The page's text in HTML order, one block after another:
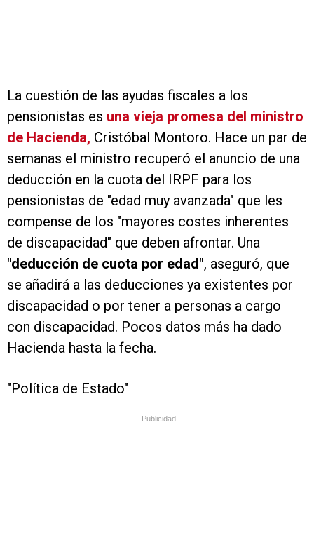
La cuestión de las ayudas fiscales a los
pensionistas es una vieja promesa del ministro
de Hacienda, Cristóbal Montoro. Hace un par de
semanas el ministro recuperó el anuncio de una
deducción en la cuota del IRPF para los
pensionistas de "edad muy avanzada" que les
compense de los "mayores costes inherentes
de discapacidad" que deben afrontar. Una
"deducción de cuota por edad", aseguró, que
se añadirá a las deducciones ya existentes por
discapacidad o por tener a personas a cargo
con discapacidad. Pocos datos más ha dado
Hacienda hasta la fecha.
"Política de Estado"
Publicidad